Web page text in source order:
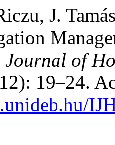
J.
of
19–24.